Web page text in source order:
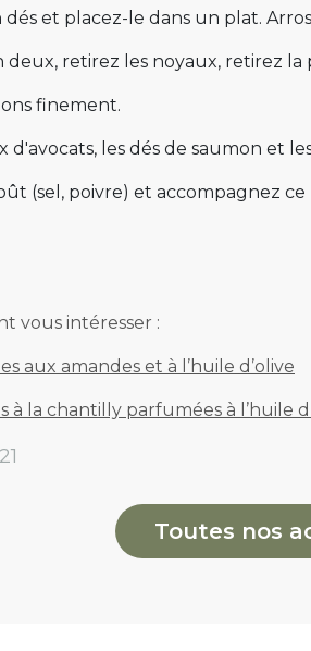
et placez-le dans un plat.
deux, retirez les noyaux, retirez
finement.
d'avocats, les dés de saumon et
(sel, poivre) et accompagnez
vous intéresser :
aux amandes et à l’huile d’olive
à la chantilly parfumées à l’huile
Toutes nos